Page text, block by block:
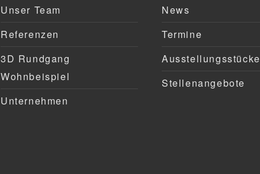
Unser Team
Referenzen
3D Rundgang
Wohnbeispiel
Unternehmen
News
Termine
Ausstellungsstücke
Stellenangebote